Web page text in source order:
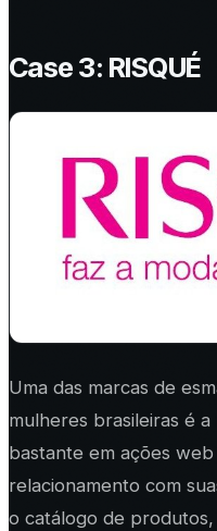
Case 3: RISQUÉ
Uma das marcas de
mulheres brasileiras é
bastante em ações
relacionamento com
o catálogo de produtos,